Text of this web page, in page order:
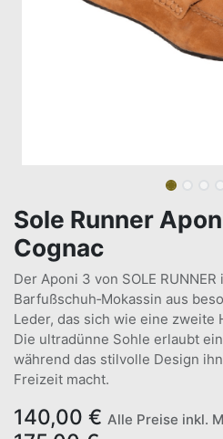
Sole Runner
Cognac
Der Aponi 3 von SOLE
Barfußschuh‑Mokassin aus
Leder, das sich wie eine zweite
Die ultradünne Sohle erlaubt
während das stilvolle Design
Freizeit macht.
140,00 € Alle Preise inkl.